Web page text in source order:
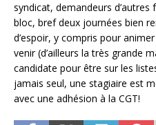
syndicat, demandeurs
bloc, bref deux journées bien
d’espoir, y compris pour
venir (d’ailleurs la très grande
candidate pour être sur les
jamais seul, une stagiaire est
avec une adhésion à la CGT!